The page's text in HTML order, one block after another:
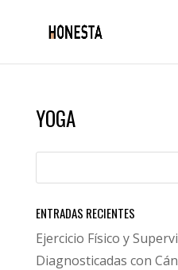
YOGA
ENTRADAS RECIENTES
Ejercicio Físico y
Diagnosticadas con